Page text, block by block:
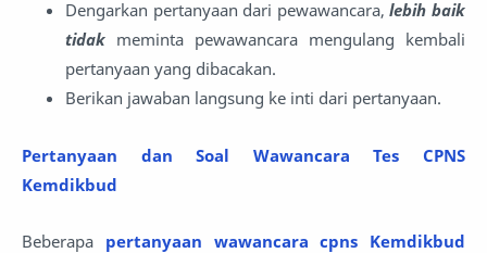
Dengarkan pertanyaan dari pewawancara, lebih baik
tidak meminta pewawancara mengulang kembali
pertanyaan yang dibacakan.
Berikan jawaban langsung ke inti dari pertanyaan.
Pertanyaan dan Soal Wawancara Tes CPNS
Kemdikbud
Beberapa pertanyaan wawancara cpns Kemdikbud